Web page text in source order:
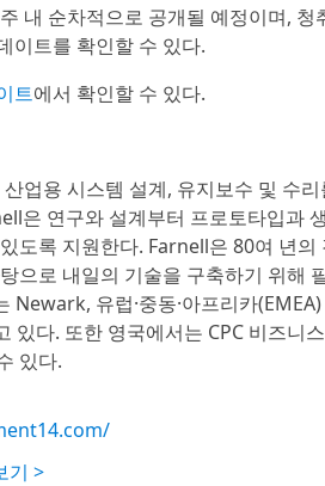
내 순차적으로 공개될 예정이며,
이트를 확인할 수 있다.
트에서 확인할 수 있다.
업용 시스템 설계, 유지보수 및 수
은 연구와 설계부터 프로토타입과
도록 지원한다. Farnell은 80여 년
으로 내일의 기술을 구축하기 위해
Newark, 유럽·중동·아프리카
있다. 또한 영국에서는 CPC 비즈니
있다.
기 >